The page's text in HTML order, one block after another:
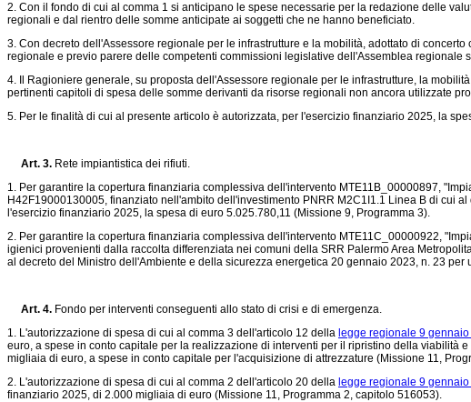
2. Con il fondo di cui al comma 1 si anticipano le spese necessarie per la redazione delle
regionali e dal rientro delle somme anticipate ai soggetti che ne hanno beneficiato.
3. Con decreto dell'Assessore regionale per le infrastrutture e la mobilità, adottato di
regionale e previo parere delle competenti commissioni legislative dell'Assemblea
4. Il Ragioniere generale, su proposta dell'Assessore regionale per le infrastrutture, la
pertinenti capitoli di spesa delle somme derivanti da risorse regionali non ancora utilizzate
5. Per le finalità di cui al presente articolo è autorizzata, per l'esercizio finanziario 2025, la
Art. 3. Rete impiantistica dei rifiuti.
1. Per garantire la copertura finanziaria complessiva dell'intervento MTE11B_00000897,
H42F19000130005, finanziato nell'ambito dell'investimento PNRR M2C1I1.1 Linea B di cui
l'esercizio finanziario 2025, la spesa di euro 5.025.780,11 (Missione 9, Programma 3).
2. Per garantire la copertura finanziaria complessiva dell'intervento MTE11C_00000922,
igienici provenienti dalla raccolta differenziata nei comuni della SRR Palermo Area
al decreto del Ministro dell'Ambiente e della sicurezza energetica 20 gennaio 2023, n. 23
Art. 4. Fondo per interventi conseguenti allo stato di crisi e di emergenza.
1. L'autorizzazione di spesa di cui al comma 3 dell'articolo 12 della legge regionale 9 gennaio
euro, a spese in conto capitale per la realizzazione di interventi per il ripristino della
migliaia di euro, a spese in conto capitale per l'acquisizione di attrezzature (Missione 11,
2. L'autorizzazione di spesa di cui al comma 2 dell'articolo 20 della legge regionale 9 gennaio
finanziario 2025, di 2.000 migliaia di euro (Missione 11, Programma 2, capitolo 516053).